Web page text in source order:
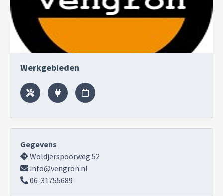
Werkgebieden
Gegevens
Woldjerspoorweg 52
info@vengron.nl
06-31755689